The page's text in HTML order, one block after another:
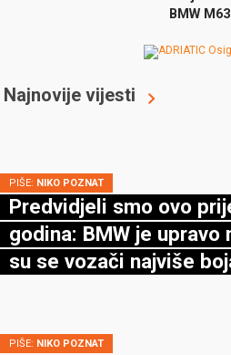
BMW
Najnovije vijesti
PIŠE: NIKO POZNAT
Predvidjeli smo ovo
godina: BMW je upravo
su se vozači najviše
PIŠE: NIKO POZNAT